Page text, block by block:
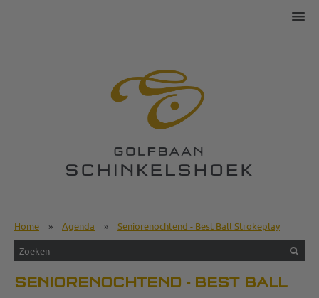
Home » Agenda » Seniorenochtend - Best Ball Strokeplay
SENIORENOCHTEND - BEST BALL